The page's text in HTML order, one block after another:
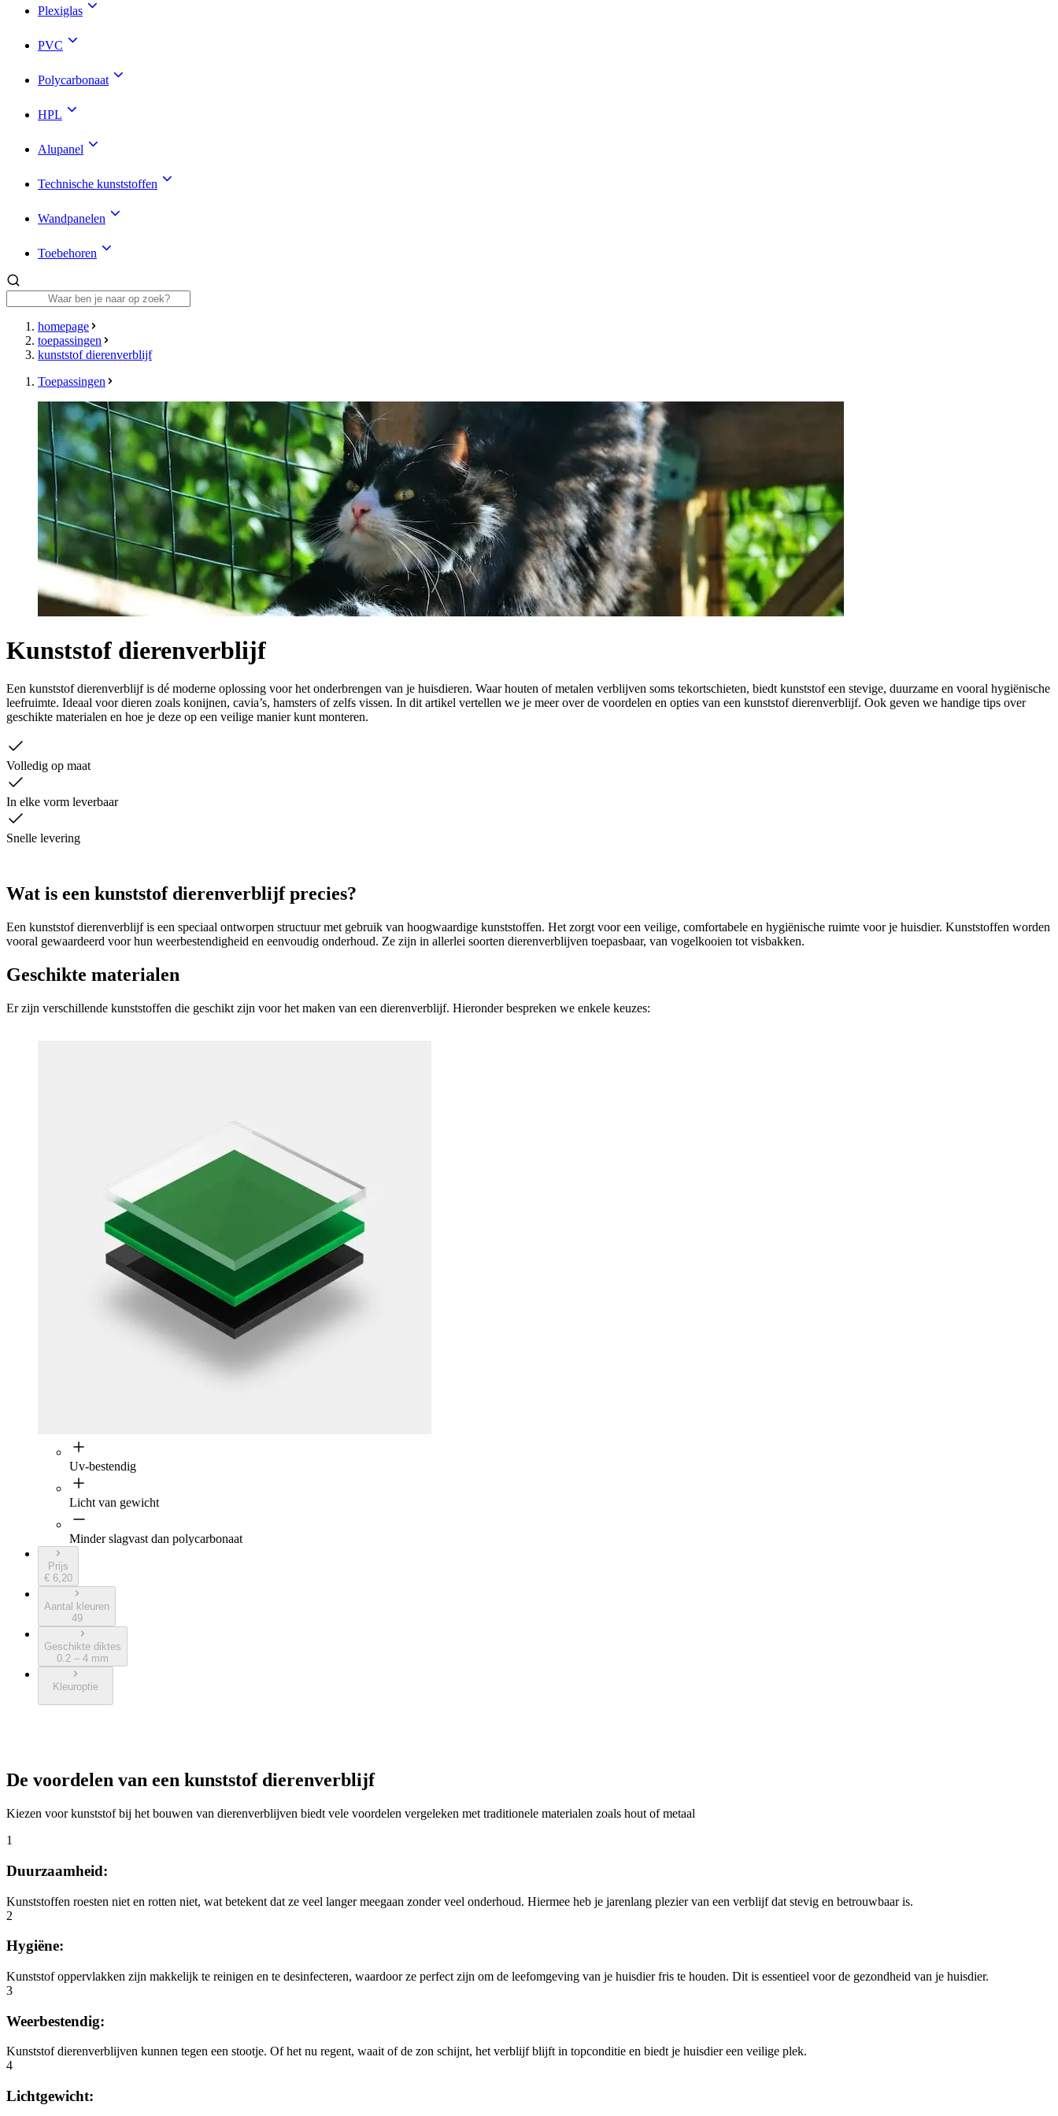
Plexiglas
PVC
Polycarbonaat
HPL
Alupanel
Technische kunststoffen
Wandpanelen
Toebehoren
homepage
toepassingen
kunststof dierenverblijf
Toepassingen
Kunststof dierenverblijf
Een kunststof dierenverblijf is dé moderne oplossing voor het onderbrengen van je huisdieren. Waar houten of metalen verblijven soms tekortschieten, biedt kunststof een stevige, duurzame en vooral hygiënische
leefruimte. Ideaal voor dieren zoals konijnen, cavia’s, hamsters of zelfs vissen. In dit artikel vertellen we je meer over de voordelen en opties van een kunststof dierenverblijf. Ook geven we handige tips over
geschikte materialen en hoe je deze op een veilige manier kunt monteren.
Volledig op maat
In elke vorm leverbaar
Snelle levering
Wat is een kunststof dierenverblijf precies?
Een kunststof dierenverblijf is een speciaal ontworpen structuur met gebruik van hoogwaardige kunststoffen. Het zorgt voor een veilige, comfortabele en hygiënische ruimte voor je huisdier. Kunststoffen worden
vooral gewaardeerd voor hun weerbestendigheid en eenvoudig onderhoud. Ze zijn in allerlei soorten dierenverblijven toepasbaar, van vogelkooien tot visbakken.
Geschikte materialen
Er zijn verschillende kunststoffen die geschikt zijn voor het maken van een dierenverblijf. Hieronder bespreken we enkele keuzes:
Uv-bestendig
Licht van gewicht
Minder slagvast dan polycarbonaat
Prijs
€ 6,20
Aantal kleuren
49
Geschikte diktes
0.2 – 4 mm
Kleuroptie
De voordelen van een kunststof dierenverblijf
Kiezen voor kunststof bij het bouwen van dierenverblijven biedt vele voordelen vergeleken met traditionele materialen zoals hout of metaal
1
Duurzaamheid:
Kunststoffen roesten niet en rotten niet, wat betekent dat ze veel langer meegaan zonder veel onderhoud. Hiermee heb je jarenlang plezier van een verblijf dat stevig en betrouwbaar is.
2
Hygiëne:
Kunststof oppervlakken zijn makkelijk te reinigen en te desinfecteren, waardoor ze perfect zijn om de leefomgeving van je huisdier fris te houden. Dit is essentieel voor de gezondheid van je huisdier.
3
Weerbestendig:
Kunststof dierenverblijven kunnen tegen een stootje. Of het nu regent, waait of de zon schijnt, het verblijf blijft in topconditie en biedt je huisdier een veilige plek.
4
Lichtgewicht: